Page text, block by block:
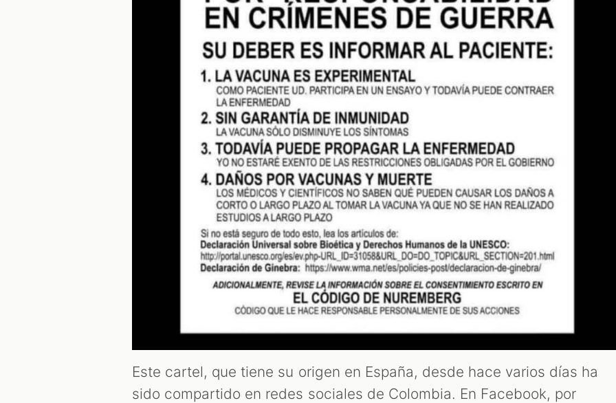
Este cartel, que tiene su origen en España, desde hace varios días ha
sido compartido en redes sociales de Colombia. En Facebook, por